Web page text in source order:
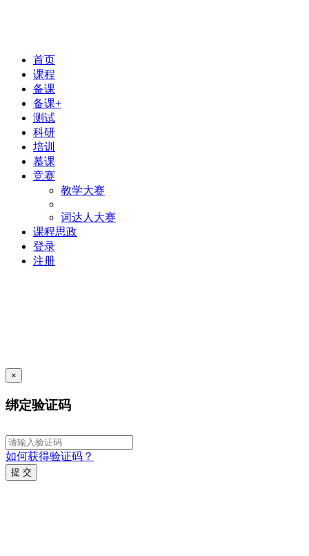
首页
课程
备课
备课+
测试
科研
培训
慕课
竞赛
教学大赛
词达人大赛
课程思政
登录
注册
×
绑定验证码
如何获得验证码？
提 交